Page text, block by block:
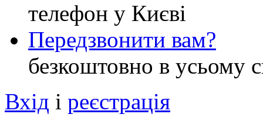
телефон у Києві
Передзвонити вам?
безкоштовно в усьому
Вхід і реєстрація